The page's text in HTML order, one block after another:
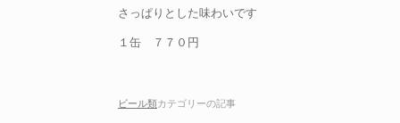
さっぱりとした味わいです
１缶 ７７０円
ビール類カテゴリーの記事